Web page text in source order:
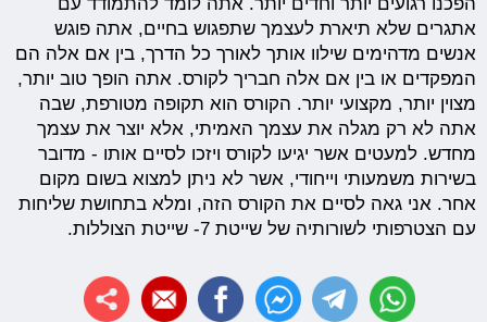
אתגרים שלא תיארת לעצמך שתפגוש בחיים, אתה פוגש
אנשים מדהימים שילוו אותך לאורך כל הדרך, בין אם אלה הם
המפקדים או בין אם אלה חבריך לקורס. אתה הופך טוב יותר,
מצוין יותר, מקצועי יותר. הקורס הוא תקופה מטורפת, שבה
אתה לא רק מגלה את עצמך האמיתי, אלא יוצר את עצמך
מחדש. למעטים אשר יגיעו לקורס ויזכו לסיים אותו - מדובר
בשירות משמעותי וייחודי, אשר לא ניתן למצוא בשום מקום
אחר. אני גאה לסיים את הקורס הזה, ומלא בתחושת שליחות
עם הצטרפותי לשורותיה של שייטת 7- שייטת הצוללות.